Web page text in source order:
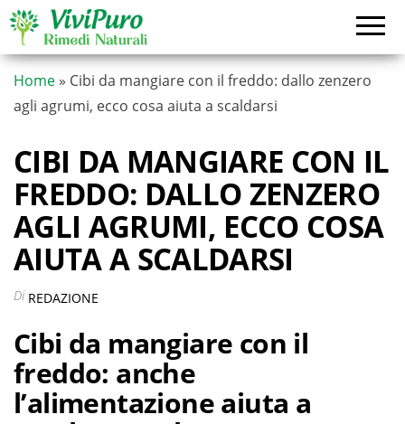
Vai
contenuto
Home » Cibi da mangiare con il freddo: dallo zenzero
agli agrumi, ecco cosa aiuta a scaldarsi
CIBI DA MANGIARE CON IL
FREDDO: DALLO ZENZERO
AGLI AGRUMI, ECCO COSA
AIUTA A SCALDARSI
Di REDAZIONE
Cibi da mangiare con il
freddo: anche
l’alimentazione aiuta a